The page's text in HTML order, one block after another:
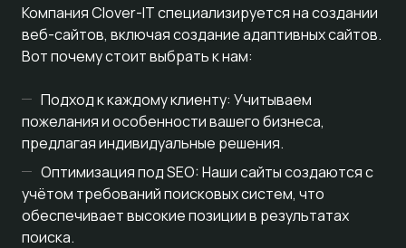
Компания Clover-IT специализируется на создании
веб-сайтов, включая создание адаптивных сайтов.
Вот почему стоит выбрать к нам:
Подход к каждому клиенту: Учитываем
пожелания и особенности вашего бизнеса,
предлагая индивидуальные решения.
Оптимизация под SEO: Наши сайты создаются с
учётом требований поисковых систем, что
обеспечивает высокие позиции в результатах
поиска.